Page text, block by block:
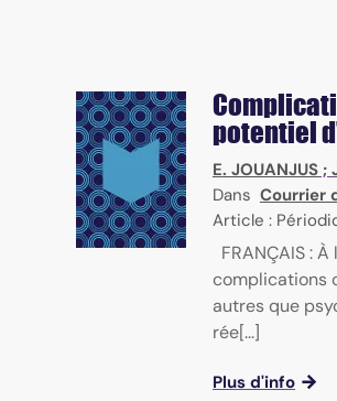
potentiel
E. JOUANJUS;
Dans Courrier
Article :
FRANÇAIS :
complications
autres que
rée[...]
Plus d'info